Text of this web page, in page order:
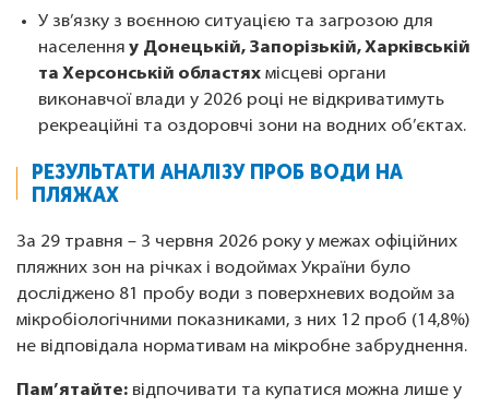
У зв’язку з воєнною ситуацією та загрозою для
населення у Донецькій, Запорізькій, Харківській
та Херсонській областях місцеві органи
виконавчої влади у 2026 році не відкриватимуть
рекреаційні та оздоровчі зони на водних об’єктах.
РЕЗУЛЬТАТИ АНАЛІЗУ ПРОБ ВОДИ НА
ПЛЯЖАХ
За 29 травня – 3 червня 2026 року у межах офіційних
пляжних зон на річках і водоймах України було
досліджено 81 пробу води з поверхневих водойм за
мікробіологічними показниками, з них 12 проб (14,8%)
не відповідала нормативам на мікробне забруднення.
Пам’ятайте: відпочивати та купатися можна лише у